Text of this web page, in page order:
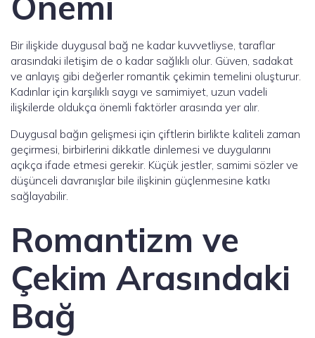
Bir ilişkide duygusal bağ ne kadar kuvvetliyse, taraflar
arasındaki iletişim de o kadar sağlıklı olur. Güven, sadakat
ve anlayış gibi değerler romantik çekimin temelini oluşturur.
Kadınlar için karşılıklı saygı ve samimiyet, uzun vadeli
ilişkilerde oldukça önemli faktörler arasında yer alır.
Duygusal bağın gelişmesi için çiftlerin birlikte kaliteli zaman
geçirmesi, birbirlerini dikkatle dinlemesi ve duygularını
açıkça ifade etmesi gerekir. Küçük jestler, samimi sözler ve
düşünceli davranışlar bile ilişkinin güçlenmesine katkı
sağlayabilir.
Romantizm ve
Çekim Arasındaki
Bağ